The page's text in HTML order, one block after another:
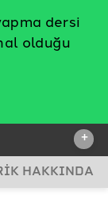
dersi
olduğu
+
HAKKINDA